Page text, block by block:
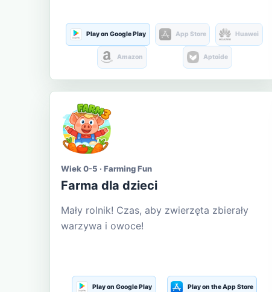
Play on Google Play App Store Huawei
Amazon Aptoide
Wiek 0-5 · Farming Fun
Farma dla dzieci
Mały rolnik! Czas, aby zwierzęta zbierały
warzywa i owoce!
Play on Google Play Play on the App Store